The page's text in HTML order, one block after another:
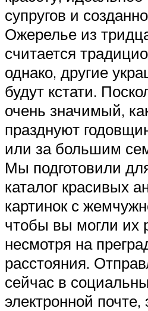
супругов и
Ожерелье из
считается
однако, другие
будут кстати.
очень значимый,
празднуют
или за большим
Мы подготовили
каталог красивых
картинок с
чтобы вы могли их
несмотря на
расстояния.
сейчас в
электронной почте,